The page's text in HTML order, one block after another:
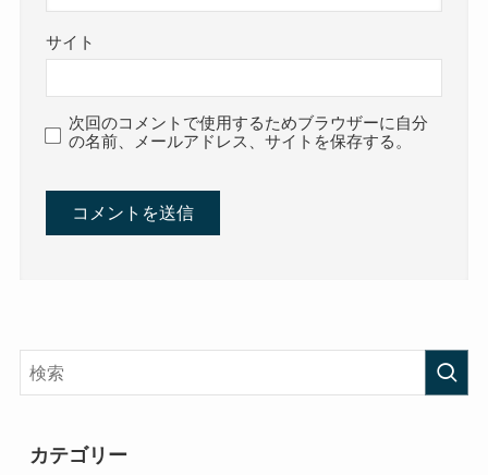
サイト
次回のコメントで使用するためブラウザーに自分
の名前、メールアドレス、サイトを保存する。
カテゴリー